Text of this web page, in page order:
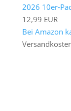
2026 10er-
12,99 EUR
Bei Amazon